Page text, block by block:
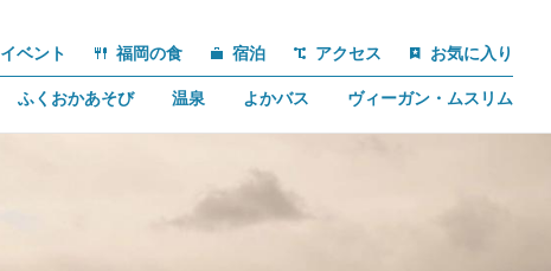
イベント 福岡の食 宿泊 アクセス お気に入り
ふくおかあそび 温泉 よかバス ヴィーガン・ムスリム